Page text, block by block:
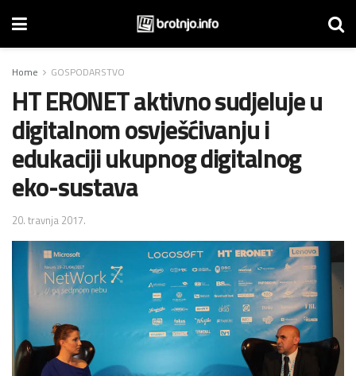
Home GOSPODARSTVO
HT ERONET aktivno sudjeluje u
digitalnom osvješćivanju i
edukaciji ukupnog digitalnog
eko-sustava
20. travnja 2017.